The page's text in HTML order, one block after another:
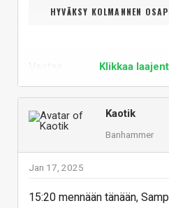
HYVÄKSY KOLMANNEN
Klikkaa
Kaotik
Banhammer
Jan 17, 2025
15:20 mennään tänään,